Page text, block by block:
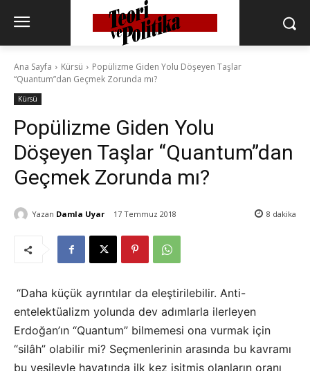
Ana Sayfa Kürsü
Popülizme Giden Yolu Döşeyen Taşlar
“Quantum”dan Geçmek Zorunda mı?
Kürsü
Popülizme Giden Yolu
Döşeyen Taşlar “Quantum”dan
Geçmek Zorunda mı?
Yazan Damla Uyar 17 Temmuz 2018 8 dakika
“Daha küçük ayrıntılar da eleştirilebilir. Anti-
entelektüalizm yolunda dev adımlarla ilerleyen
Erdoğan’ın “Quantum” bilmemesi ona vurmak için
“silâh” olabilir mi? Seçmenlerinin arasında bu kavramı
bu vesileyle hayatında ilk kez işitmiş olanların oranı